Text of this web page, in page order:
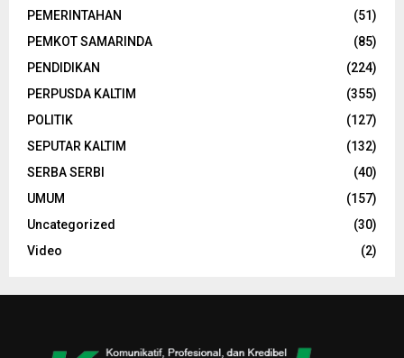
PEMERINTAHAN
(51)
PEMKOT SAMARINDA
(85)
PENDIDIKAN
(224)
PERPUSDA KALTIM
(355)
POLITIK
(127)
SEPUTAR KALTIM
(132)
SERBA SERBI
(40)
UMUM
(157)
Uncategorized
(30)
Video
(2)